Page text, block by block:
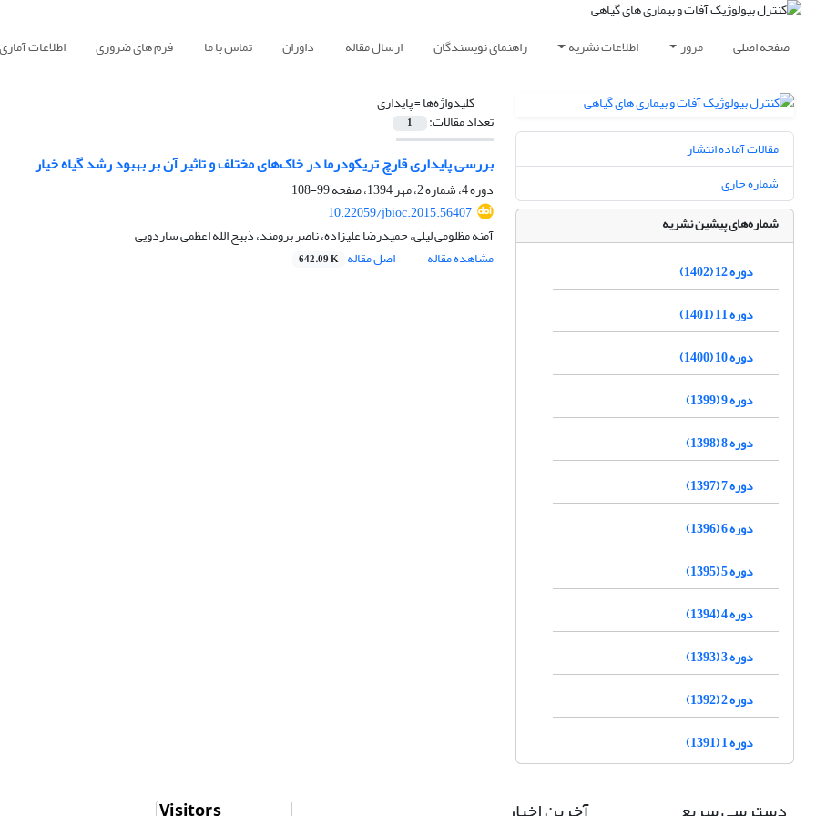
صفحه اصلی مرور اطلاعات نشریه راهنمای نویسندگان ارسال مقاله داوران تماس با ما فرم های ضروری اطلاعات
کلیدواژه‌ها =پایداری
تعداد مقالات: 1
بررسی پایداری قارچ تریکودرما در خاک‌های مختلف و تاثیر آن بر بهبود رشد گیاه خیار
دوره 4، شماره 2، مهر 1394، صفحه
99-108
10.22059/jbioc.2015.56407
آمنه مظلومی لیلی، حمیدرضا علیزاده، ناصر برومند، ذبیح الله اعظمی ساردویی
مشاهده مقاله
اصل مقاله 642.09 K
مقالات آماده انتشار
شماره جاری
شماره‌های پیشین نشریه
دوره 12 (1402)
دوره 11 (1401)
دوره 10 (1400)
دوره 9 (1399)
دوره 8 (1398)
دوره 7 (1397)
دوره 6 (1396)
دوره 5 (1395)
دوره 4 (1394)
دوره 3 (1393)
دوره 2 (1392)
دوره 1 (1391)